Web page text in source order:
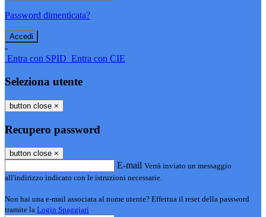
Password dimenticata?
-
Entra con SPID Entra con CIE
Seleziona utente
button close ×
Recupero password
button close ×
E-mail Verrà inviato un messaggio
all'indirizzo indicato con le istruzioni necessarie.
Non hai una e-mail associata al nome utente? Effettua il reset della password
tramite la Login Spaggiari